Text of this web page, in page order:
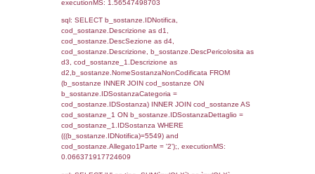
0.071043968200684
sql: SELECT f_territori_limitrofi.Distanza,
f_territori_limitrofi.Direzione,
f_territori_limitrofi.Denominazione,
rofi.DescAltro FROM f_territori_limitrofi
cod_territori_tipologia ON
(f_territori_limitrofi.IDTipologiaTerritorio =
cod_territori_tipologia.IDTipologiaTerritorio)